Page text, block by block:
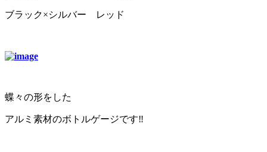
ブラック×シルバー レッド
蝶々の形をした
アルミ素材のボトルゲージです‼️